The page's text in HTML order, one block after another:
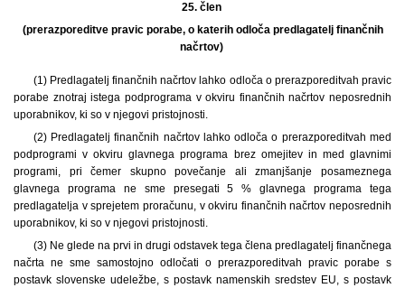
25. člen
(prerazporeditve pravic porabe, o katerih odloča predlagatelj finančnih
načrtov)
(1) Predlagatelj finančnih načrtov lahko odloča o prerazporeditvah pravic
porabe znotraj istega podprograma v okviru finančnih načrtov neposrednih
uporabnikov, ki so v njegovi pristojnosti.
(2) Predlagatelj finančnih načrtov lahko odloča o prerazporeditvah med
podprogrami v okviru glavnega programa brez omejitev in med glavnimi
programi, pri čemer skupno povečanje ali zmanjšanje posameznega
glavnega programa ne sme presegati 5 % glavnega programa tega
predlagatelja v sprejetem proračunu, v okviru finančnih načrtov neposrednih
uporabnikov, ki so v njegovi pristojnosti.
(3) Ne glede na prvi in drugi odstavek tega člena predlagatelj finančnega
načrta ne sme samostojno odločati o prerazporeditvah pravic porabe s
postavk slovenske udeležbe, s postavk namenskih sredstev EU, s postavk